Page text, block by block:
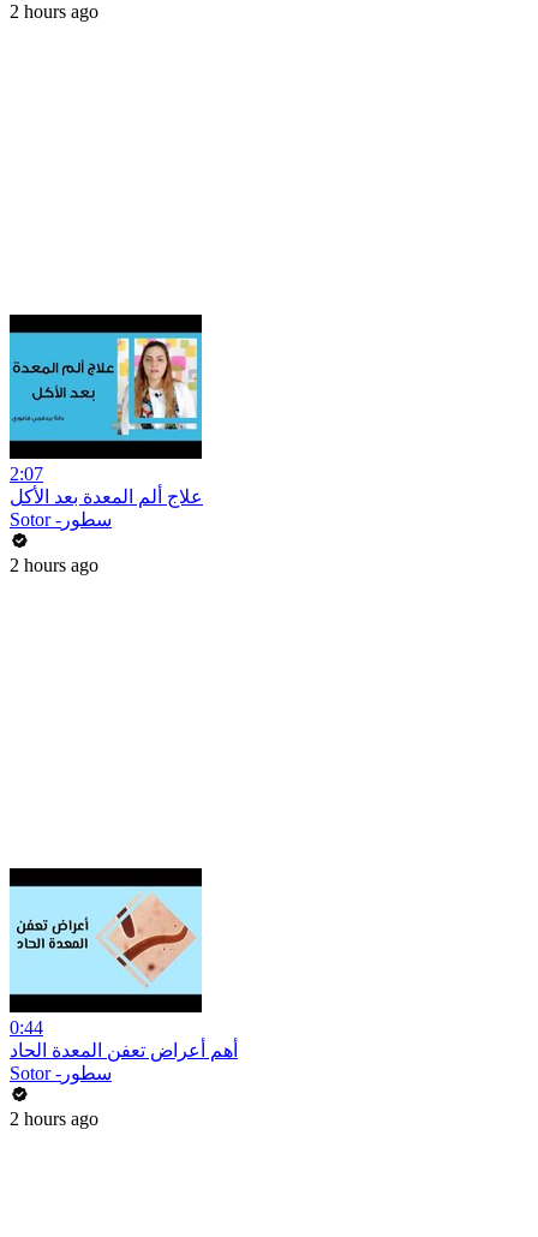
2 hours ago
2:07
علاج ألم المعدة بعد الأكل
Sotor -سطور
2 hours ago
0:44
أهم أعراض تعفن المعدة الحاد
Sotor -سطور
2 hours ago